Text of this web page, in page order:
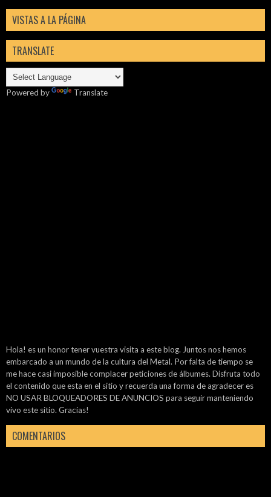
VISTAS A LA PÁGINA
TRANSLATE
Powered by Translate
Hola! es un honor tener vuestra visita a este blog. Juntos nos hemos
embarcado a un mundo de la cultura del Metal. Por falta de tiempo se
me hace casi imposible complacer peticiones de álbumes. Disfruta todo
el contenido que esta en el sitio y recuerda una forma de agradecer es
NO USAR BLOQUEADORES DE ANUNCIOS para seguir manteniendo
vivo este sitio. Gracias!
COMENTARIOS